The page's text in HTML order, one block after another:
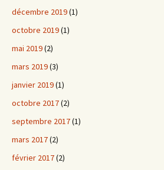
décembre 2019(1)
octobre 2019(1)
mai 2019(2)
mars 2019(3)
janvier 2019(1)
octobre 2017(2)
septembre 2017(1)
mars 2017(2)
février 2017(2)